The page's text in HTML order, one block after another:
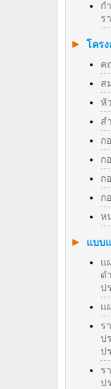
ก
ร
โคร
ค
ส
หั
ส
ก
ก
ก
ก
ห
แบบ
แ
ด
ป
แ
ร
ป
ป
ร
ป